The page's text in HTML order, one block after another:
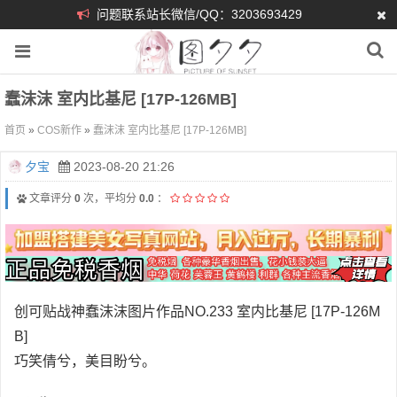
问题联系站长微信/QQ：3203693429
蠢沫沫 室内比基尼 [17P-126MB]
首页 » COS新作 » 蠢沫沫 室内比基尼 [17P-126MB]
夕宝 2023-08-20 21:26
文章评分 0 次，平均分 0.0 ：
创可贴战神蠢沫沫图片作品NO.233 室内比基尼 [17P-126M
B]
巧笑倩兮，美目盼兮。